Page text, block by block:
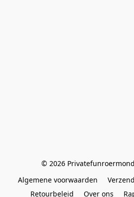
© 2026
Algemene voorwaarden
Retourbeleid
Over ons